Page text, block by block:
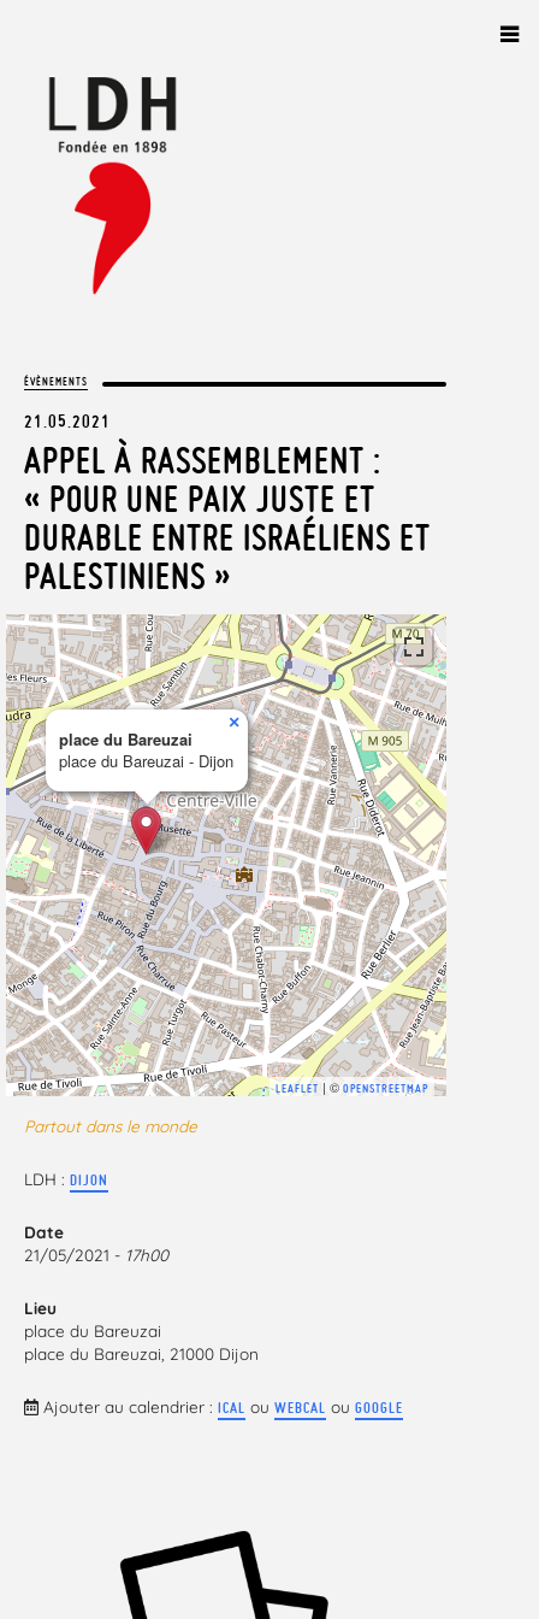
ÉVÈNEMENTS
21.05.2021
APPEL À RASSEMBLEMENT :
« POUR UNE PAIX JUSTE ET
DURABLE ENTRE ISRAÉLIENS ET
PALESTINIENS »
place du Bareuzai
place du Bareuzai - Dijon
×
LEAFLET | ©OPENSTREETMAP
Partout dans le monde
LDH : DIJON
Date
21/05/2021 - 17h00
Lieu
place du Bareuzai
place du Bareuzai, 21000 Dijon
Ajouter au calendrier : ICAL ou WEBCAL ou GOOGLE